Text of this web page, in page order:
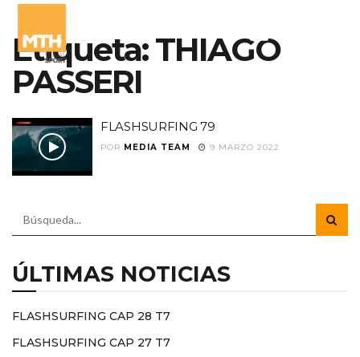
Etiqueta:THIAGO
PASSERI
FLASHSURFING 79
POR MEDIA TEAM 9 MARZO 2022
ÚLTIMAS NOTICIAS
FLASHSURFING CAP 28 T7
FLASHSURFING CAP 27 T7